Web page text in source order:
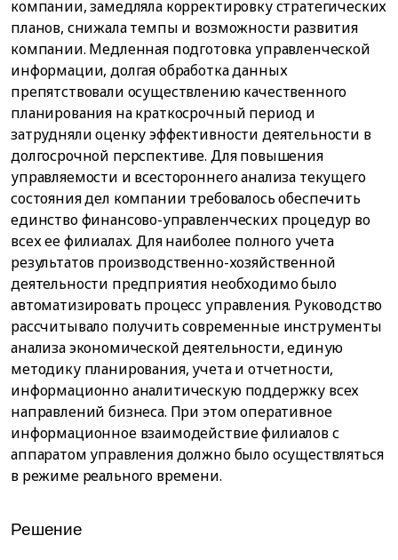
компании, замедляла корректировку стратегических
планов, снижала темпы и возможности развития
компании. Медленная подготовка управленческой
информации, долгая обработка данных
препятствовали осуществлению качественного
планирования на краткосрочный период и
затрудняли оценку эффективности деятельности в
долгосрочной перспективе. Для повышения
управляемости и всестороннего анализа текущего
состояния дел компании требовалось обеспечить
единство финансово-управленческих процедур во
всех ее филиалах. Для наиболее полного учета
результатов производственно-хозяйственной
деятельности предприятия необходимо было
автоматизировать процесс управления. Руководство
рассчитывало получить современные инструменты
анализа экономической деятельности, единую
методику планирования, учета и отчетности,
информационно аналитическую поддержку всех
направлений бизнеса. При этом оперативное
информационное взаимодействие филиалов с
аппаратом управления должно было осуществляться
в режиме реального времени.
Решение